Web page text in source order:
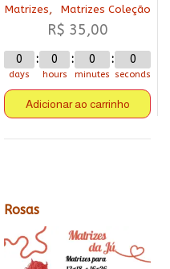
Matrizes, Matrizes Coleção
R$ 35,00
0
days
0
hours
0
minutes
0
seconds
Adicionar ao carrinho
Rosas